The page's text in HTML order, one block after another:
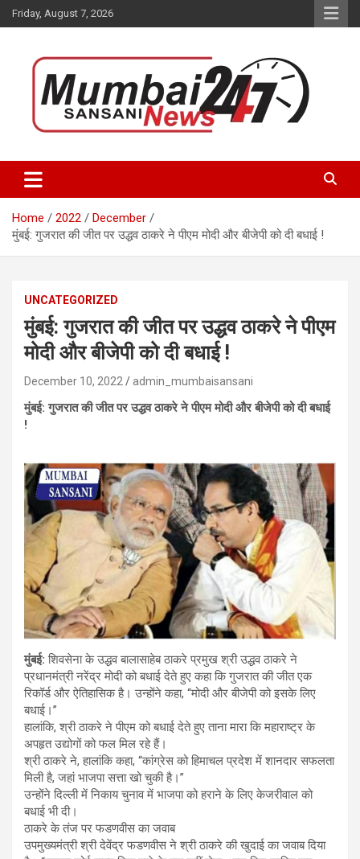
Skip
to
Friday, August 7, 2026
Mumbai Sansani
time updates on recent news around the World.
Home 2022
December
मुंबई: गुजरात की जीत पर उद्धव ठाकरे ने पीएम मोदी और बीजेपी को दी बधाई !
UNCATEGORIZED
मुंबई: गुजरात की जीत पर उद्धव ठाकरे ने पीएम
मोदी और बीजेपी को दी बधाई !
December 10, 2022 admin_mumbaisansani
मुंबई: गुजरात की जीत पर उद्धव ठाकरे ने पीएम मोदी और बीजेपी को दी बधाई
!
मुंबई: शिवसेना के उद्धव बालासाहेब ठाकरे प्रमुख श्री उद्धव ठाकरे ने
प्रधानमंत्री नरेंद्र मोदी को बधाई देते हुए कहा कि गुजरात की जीत एक
रिकॉर्ड और ऐतिहासिक है। उन्होंने कहा, “मोदी और बीजेपी को इसके लिए
बधाई।”
हालांकि, श्री ठाकरे ने पीएम को बधाई देते हुए ताना मारा कि महाराष्ट्र के
अपहृत उद्योगों को फल मिल रहे हैं।
श्री ठाकरे ने, हालांकि कहा, “कांग्रेस को हिमाचल प्रदेश में शानदार सफलता
मिली है, जहां भाजपा सत्ता खो चुकी है।”
उन्होंने दिल्ली में निकाय चुनाव में भाजपा को हराने के लिए केजरीवाल को
बधाई भी दी।
ठाकरे के तंज पर फडणवीस का जवाब
उपमुख्यमंत्री श्री देवेंद्र फडणवीस ने श्री ठाकरे की खुदाई का जवाब दिया